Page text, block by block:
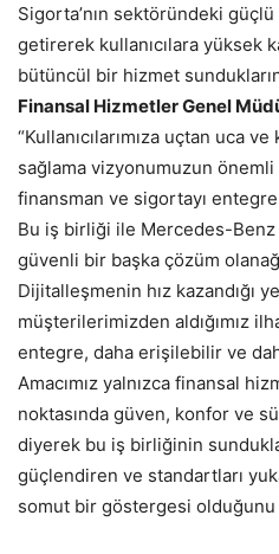
Sigorta’nın sektöründeki
getirerek kullanıcılara yüksek
bütüncül bir hizmet
Finansal Hizmetler Genel
“Kullanıcılarımıza uçtan uca
sağlama vizyonumuzun önemli
finansman ve sigortayı
Bu iş birliği ile Mercedes-Benz
güvenli bir başka çözüm
Dijitalleşmenin hız kazandığı
müşterilerimizden aldığımız
entegre, daha erişilebilir ve
Amacımız yalnızca finansal
noktasında güven, konfor ve
diyerek bu iş birliğinin
güçlendiren ve standartları
somut bir göstergesi olduğunu